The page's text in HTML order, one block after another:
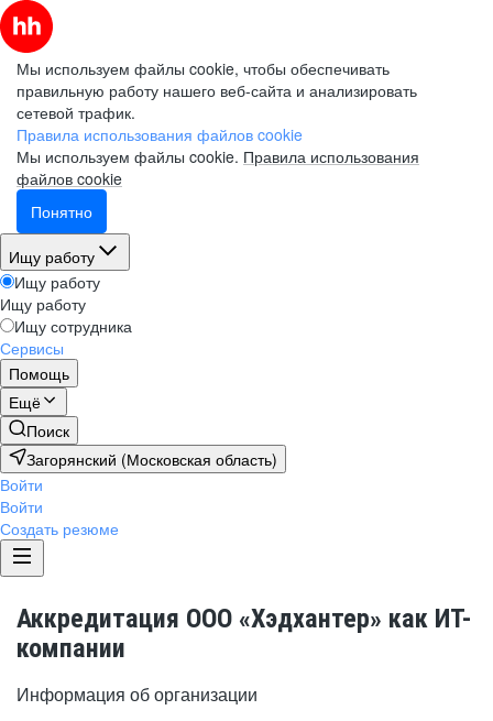
Мы используем файлы cookie, чтобы обеспечивать
правильную работу нашего веб-сайта и анализировать
сетевой трафик.
Правила использования файлов cookie
Мы используем файлы cookie. Правила использования
файлов cookie
Понятно
Ищу работу
Ищу работу
Ищу работу
Ищу сотрудника
Сервисы
Помощь
Ещё
Поиск
Загорянский (Московская область)
Войти
Войти
Создать резюме
Аккредитация ООО «Хэдхантер» как ИТ-
компании
Информация об организации